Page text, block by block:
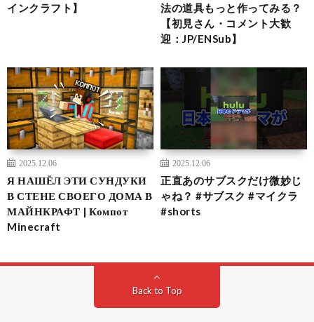
インクラフト】
法の道具もっと作ってみる？
【初見さん・コメント大歓
迎：JP/ENSub】
2025.12.06
Я НАШЁЛ ЭТИ СУНДУКИ
В СТЕНЕ СВОЕГО ДОМА В
МАЙНКРАФТ | Компот
Minecraft
2025.12.06
正直あのサブスクだけ微妙じ
ゃね？ #サブスク #マイクラ
#shorts
Back to Top